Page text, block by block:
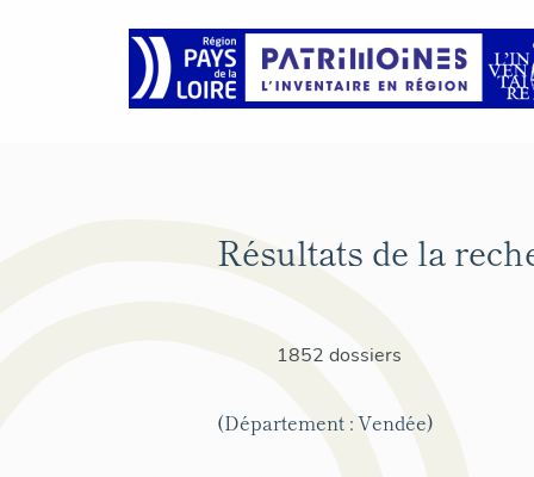
Résultats de la
1852 dossiers
(Département : Vendée)